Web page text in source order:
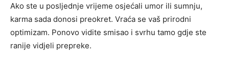
Ako ste u posljednje vrijeme osjećali umor ili sumnju,
karma sada donosi preokret. Vraća se vaš prirodni
optimizam. Ponovo vidite smisao i svrhu tamo gdje ste
ranije vidjeli prepreke.